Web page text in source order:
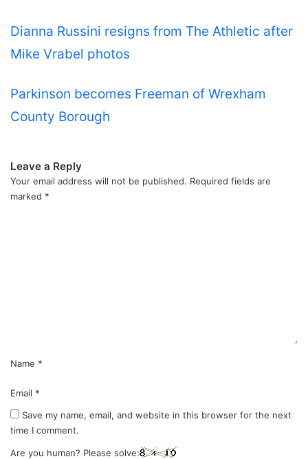
Dianna Russini resigns from The Athletic after
Mike Vrabel photos
Parkinson becomes Freeman of Wrexham
County Borough
Leave a Reply
Your email address will not be published. Required fields are
marked *
Name *
Email *
Save my name, email, and website in this browser for the next
time I comment.
Are you human? Please solve: